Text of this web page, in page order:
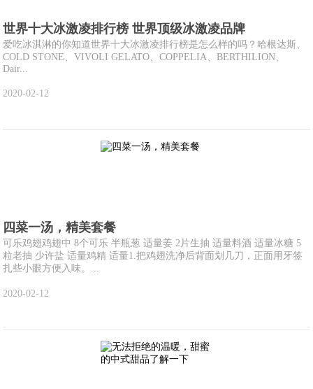
世界十大冰激凌排行榜 世界顶级冰激凌品牌
爱吃冰淇淋的你知道世界十大冰激凌排行榜是怎么样的吗？哈根达斯、
COLD STONE、VIVOLI GELATO、COPPELIA、BERTHILION、
Dair...
2020-02-12
四菜一汤，精美套餐
可乐鸡翅鸡翅中 8个可乐 半瓶葱 适量姜 2片生抽 适量料酒 适量冰糖 5
粒老抽 少许盐 适量鸡精 适量1.把鸡翅洗净后背面划几刀，正面用牙签
扎些小眼方便入味。...
2020-02-12